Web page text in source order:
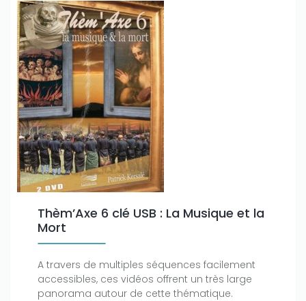
Thèm’Axe 6 clé USB : La Musique et la
Mort
A travers de multiples séquences facilement
accessibles, ces vidéos offrent un très large
panorama autour de cette thématique.